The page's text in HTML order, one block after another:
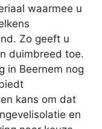
waarmee u
Zo geeft u
duimbreed toe.
in Beernem nog
kans om dat
en